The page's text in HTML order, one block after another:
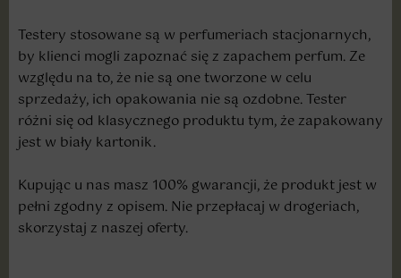
Testery stosowane są w perfumeriach stacjonarnych,
by klienci mogli zapoznać się z zapachem perfum. Ze
względu na to, że nie są one tworzone w celu
sprzedaży, ich opakowania nie są ozdobne. Tester
różni się od klasycznego produktu tym, że zapakowany
jest w biały kartonik.
Kupując u nas masz 100% gwarancji, że produkt jest w
pełni zgodny z opisem. Nie przepłacaj w drogeriach,
skorzystaj z naszej oferty.